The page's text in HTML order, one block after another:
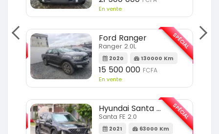
SPÉCIAL
En vente
Ford Ranger
Ranger 2.0L
2020 130000 Km
15 500 000 FCFA
En vente
SPÉCIAL
Hyundai Santa FE
Santa FE 2.0
2021 63000 Km
SPÉCIAL